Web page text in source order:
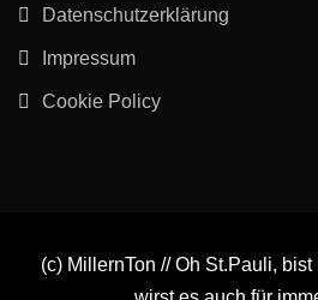
Datenschutzerklärung
Impressum
Cookie Policy
(c) MillernTon // Oh St.Pauli,